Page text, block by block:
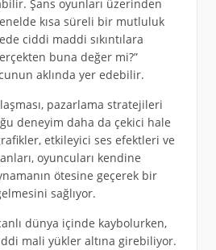
Şans oyunları üzerinden
kısa süreli bir mutluluk
ciddi maddi sıkıntılara
buna değer mi?”
aklında yer edebilir.
pazarlama stratejileri
deneyim daha da çekici hale
etkileyici ses efektleri ve
oyuncuları kendine
ötesine geçerek bir
sağlıyor.
dünya içinde kaybolurken,
mali yükler altına girebiliyor.